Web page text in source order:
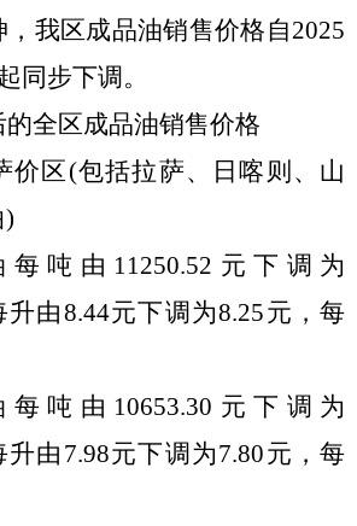
，我区成品油销售价格自2025
同步下调 。
全区成品油销售价格
价区(包括拉萨、日喀则、山
)
每吨由 11250.52 元下 调 为
升由8.44元下调 为8.25元，每
每吨由 10653.30 元下 调 为
升由 7.98元下调 为7.80元，每